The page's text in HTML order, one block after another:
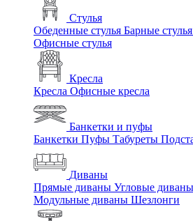
Стулья
Обеденные стулья Барные стулья
Офисные стулья
Кресла
Кресла Офисные кресла
Банкетки и пуфы
Банкетки Пуфы Табуреты
Диваны
Прямые диваны Угловые диваны
Модульные диваны Шезлонги